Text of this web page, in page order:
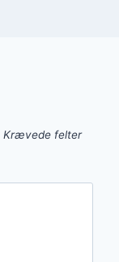
Krævede felter